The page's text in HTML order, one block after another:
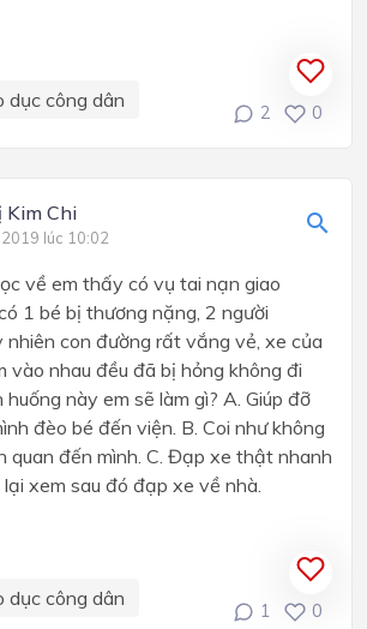
dục công dân
2 0
Kim Chi
lúc 10:02
về em thấy có vụ tai nạn giao
1 bé bị thương nặng, 2 người
nhiên con đường rất vắng vẻ, xe của
vào nhau đều đã bị hỏng không đi
này em sẽ làm gì? A. Giúp đỡ
đèo bé đến viện. B. Coi như không
quan đến mình. C. Đạp xe thật nhanh
xem sau đó đạp xe về nhà.
dục công dân
1 0